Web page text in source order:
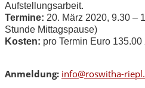
Aufstellungsarbeit.
Termine: 20. März 2020, 9.30 –
Stunde Mittagspause)
Kosten: pro Termin Euro
Anmeldung: info@roswitha-